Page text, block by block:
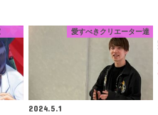
愛すべきクリエーター達
2024.5.1